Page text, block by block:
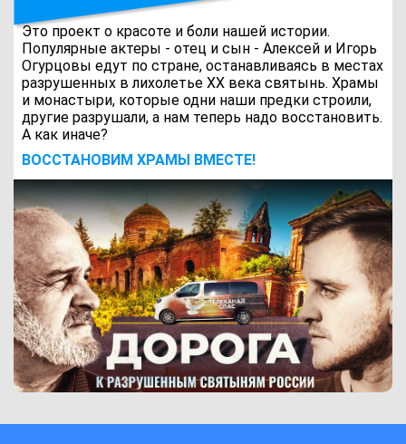
Это проект о красоте и боли нашей истории.
Популярные актеры - отец и сын - Алексей и Игорь
Огурцовы едут по стране, останавливаясь в местах
разрушенных в лихолетье ХХ века святынь. Храмы
и монастыри, которые одни наши предки строили,
другие разрушали, а нам теперь надо восстановить.
А как иначе?
ВОCСТАНОВИМ ХРАМЫ ВМЕСТЕ!